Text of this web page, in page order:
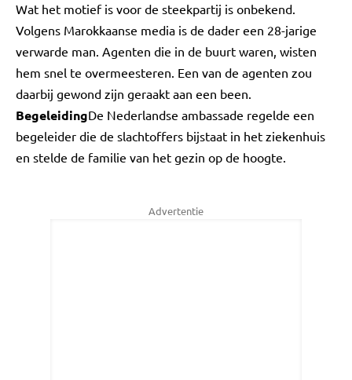
Wat het motief is voor de steekpartij is onbekend.
Volgens Marokkaanse media is de dader een 28-jarige
verwarde man. Agenten die in de buurt waren, wisten
hem snel te overmeesteren. Een van de agenten zou
daarbij gewond zijn geraakt aan een been.
BegeleidingDe Nederlandse ambassade regelde een
begeleider die de slachtoffers bijstaat in het ziekenhuis
en stelde de familie van het gezin op de hoogte.
Advertentie